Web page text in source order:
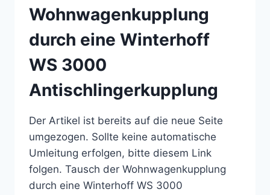
Wohnwagenkupplung
durch eine Winterhoff
WS 3000
Antischlingerkupplung
Der Artikel ist bereits auf die neue Seite
umgezogen. Sollte keine automatische
Umleitung erfolgen, bitte diesem Link
folgen. Tausch der Wohnwagenkupplung
durch eine Winterhoff WS 3000